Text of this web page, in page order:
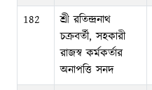
182
শ্রী রতিন্দ্রনাথ
চক্রবর্তী, সহকারী
রাজস্ব কর্মকর্তার
অনাপত্তি সনদ